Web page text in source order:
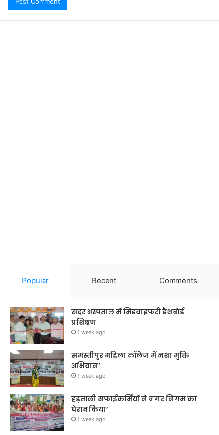
Popular Recent Comments
सदर अस्पताल में मिडवाइफरी डैशबोर्ड
प्रशिक्षण
1 week ago
समस्तीपुर महिला कॉलेज में नशा मुक्ति
अभियान’
1 week ago
हड़ताली सफाईकर्मियों ने नगर निगम का
घेराव किया’
1 week ago